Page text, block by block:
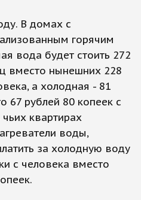
В домах с
горячим
вода будет стоить 272
вместо нынешних 228
а холодная - 81
67 рублей 80 копеек с
квартирах
воды,
за холодную воду
с человека вместо